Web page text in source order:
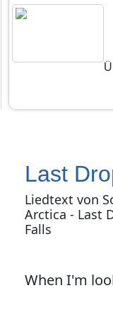
Last
Liedtext von
Arctica - Last
Falls
When I'm